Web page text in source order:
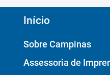
Início
Sobre Campinas
Assessoria de